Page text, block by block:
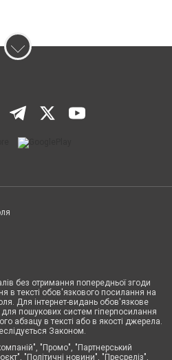
без отримання попередньої згоди
в тексті обов'язкового посилання на
Для інтернет-видань обов'язкове
пошукових систем гіперпосилання
абзацу в тексті або в якості джерела.
Законом.
"Промо", "Партнерський
"Політичні новини", "Пресреліз",